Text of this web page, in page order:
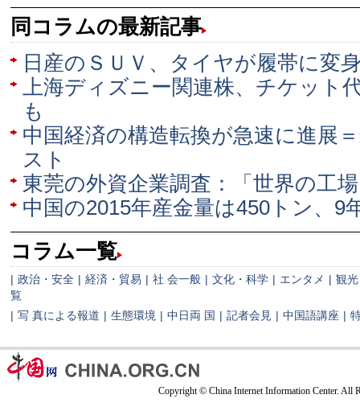
同コラムの最新記事
日産のＳＵＶ、タイヤが履帯に変
上海ディズニー関連株、チケット
も
中国経済の構造転換が急速に進展
スト
東莞の外資企業調査：「世界の工
中国の2015年産金量は450トン、9
コラム一覧
| 政治・安全 | 経済・貿易 | 社 会一般 | 文化・科学 | エンタメ | 観光
覧
| 写 真による報道 | 生態環境 | 中日両 国 | 記者会見 | 中国語講座 |